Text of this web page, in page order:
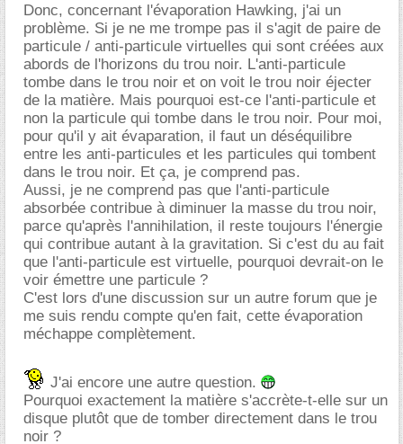
Donc, concernant l'évaporation Hawking, j'ai un
problème. Si je ne me trompe pas il s'agit de paire de
particule / anti-particule virtuelles qui sont créées aux
abords de l'horizons du trou noir. L'anti-particule
tombe dans le trou noir et on voit le trou noir éjecter
de la matière. Mais pourquoi est-ce l'anti-particule et
non la particule qui tombe dans le trou noir. Pour moi,
pour qu'il y ait évaparation, il faut un déséquilibre
entre les anti-particules et les particules qui tombent
dans le trou noir. Et ça, je comprend pas.
Aussi, je ne comprend pas que l'anti-particule
absorbée contribue à diminuer la masse du trou noir,
parce qu'après l'annihilation, il reste toujours l'énergie
qui contribue autant à la gravitation. Si c'est du au fait
que l'anti-particule est virtuelle, pourquoi devrait-on le
voir émettre une particule ?
C'est lors d'une discussion sur un autre forum que je
me suis rendu compte qu'en fait, cette évaporation
méchappe complètement.
J'ai encore une autre question.
Pourquoi exactement la matière s'accrète-t-elle sur un
disque plutôt que de tomber directement dans le trou
noir ?